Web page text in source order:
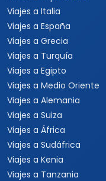
Viajes a Italia
Viajes a España
Viajes a Grecia
Viajes a Turquía
Viajes a Egipto
Viajes a Medio Oriente
Viajes a Alemania
Viajes a Suiza
Viajes a África
Viajes a Sudáfrica
Viajes a Kenia
Viajes a Tanzania